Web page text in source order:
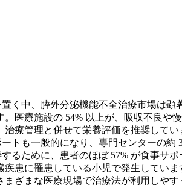
く中、膵外分泌機能不全治療市場は
医療施設の 54% 以上が、吸収不良
療管理と併せて栄養評価を推奨して
トも一般的になり、専門センターの
ために、患者のほぼ 57% が食事サ
患に罹患している小児で発生してい
ざまな医療現場で治療法が利用しや